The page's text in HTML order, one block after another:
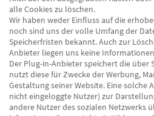
alle Cookies zu löschen.
Wir haben weder Einfluss auf die
noch sind uns der volle Umfang der
Speicherfristen bekannt. Auch zur
Anbieter liegen uns keine
Der Plug-in-Anbieter speichert die
nutzt diese für Zwecke der Werbung,
Gestaltung seiner Website. Eine
nicht eingeloggte Nutzer) zur
andere Nutzer des sozialen Netzwerks